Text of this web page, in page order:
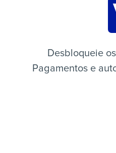
Desbloqueie
Pagamentos e